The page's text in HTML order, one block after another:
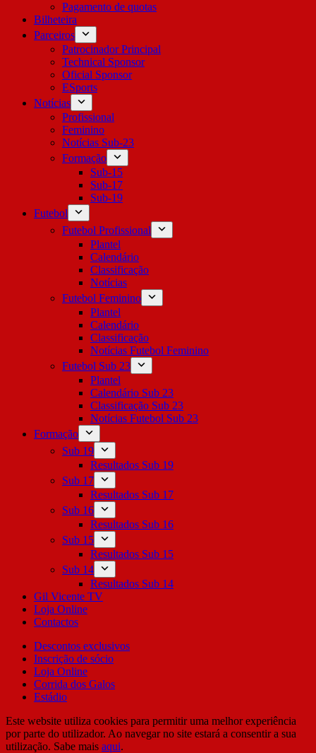
Pagamento de quotas
Bilheteira
Parceiros
Patrocinador Principal
Technical Sponsor
Oficial Sponsor
ESports
Notícias
Profissional
Feminino
Notícias Sub-23
Formação
Sub-15
Sub-17
Sub-19
Futebol
Futebol Profissional
Plantel
Calendário
Classificação
Notícias
Futebol Feminino
Plantel
Calendário
Classificação
Notícias Futebol Feminino
Futebol Sub 23
Plantel
Calendário Sub 23
Classificação Sub 23
Notícias Futebol Sub 23
Formação
Sub 19
Resultados Sub 19
Sub 17
Resultados Sub 17
Sub 16
Resultados Sub 16
Sub 15
Resultados Sub 15
Sub 14
Resultados Sub 14
Gil Vicente TV
Loja Online
Contactos
Descontos exclusivos
Inscrição de sócio
Loja Online
Corrida dos Galos
Estádio
Este website utiliza cookies para permitir uma melhor experiência
por parte do utilizador. Ao navegar no site estará a consentir a sua
utilização. Sabe mais aqui.